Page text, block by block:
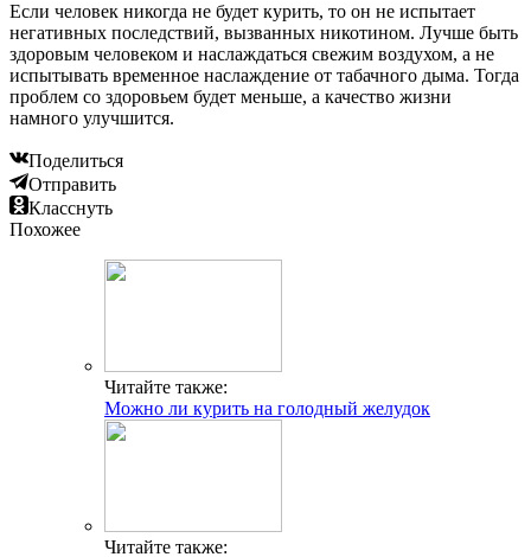
Если человек никогда не будет курить, то он не испытает
негативных последствий, вызванных никотином. Лучше быть
здоровым человеком и наслаждаться свежим воздухом, а не
испытывать временное наслаждение от табачного дыма. Тогда
проблем со здоровьем будет меньше, а качество жизни
намного улучшится.
Поделиться
Отправить
Класснуть
Похожее
Читайте также:
Можно ли курить на голодный желудок
Читайте также: